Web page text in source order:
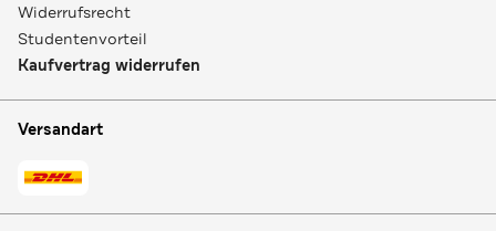
Widerrufsrecht
Studentenvorteil
Kaufvertrag widerrufen
Versandart